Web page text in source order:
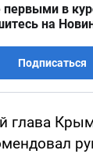
первыми в
на
Подписаться
глава